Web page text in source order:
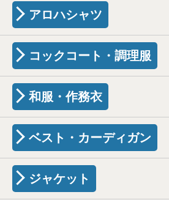
アロハシャツ
コックコート・調理服
和服・作務衣
ベスト・カーディガン
ジャケット